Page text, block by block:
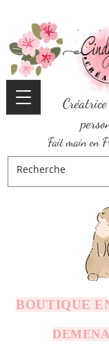
Fait main en
BOUTIQUE